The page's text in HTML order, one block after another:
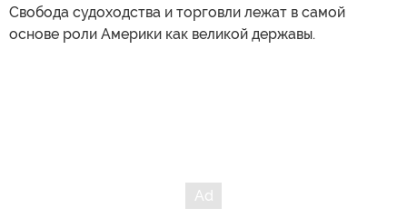
Свобода судоходства и торговли лежат в самой
основе роли Америки как великой державы.